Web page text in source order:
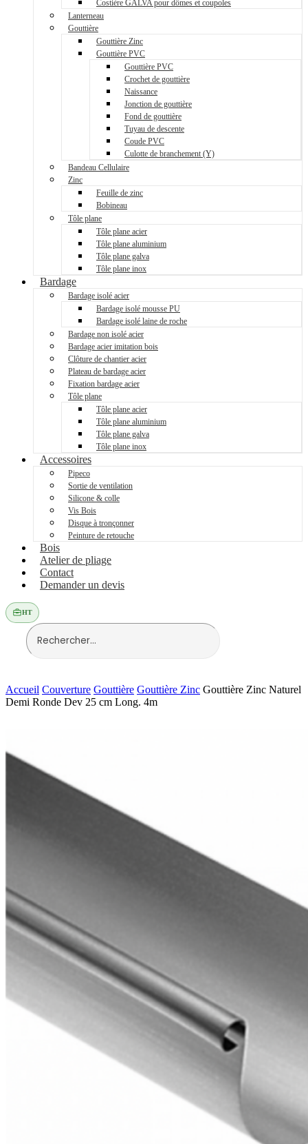
Costière GALVA pour dômes et coupoles
Lanterneau
Gouttière
Gouttière Zinc
Gouttière PVC
Gouttière PVC
Crochet de gouttière
Naissance
Jonction de gouttière
Fond de gouttière
Tuyau de descente
Coude PVC
Culotte de branchement (Y)
Bandeau Cellulaire
Zinc
Feuille de zinc
Bobineau
Tôle plane
Tôle plane acier
Tôle plane aluminium
Tôle plane galva
Tôle plane inox
Bardage
Bardage isolé acier
Bardage isolé mousse PU
Bardage isolé laine de roche
Bardage non isolé acier
Bardage acier imitation bois
Clôture de chantier acier
Plateau de bardage acier
Fixation bardage acier
Tôle plane
Tôle plane acier
Tôle plane aluminium
Tôle plane galva
Tôle plane inox
Accessoires
Pipeco
Sortie de ventilation
Silicone & colle
Vis Bois
Disque à tronçonner
Peinture de retouche
Bois
Atelier de pliage
Contact
Demander un devis
HT
Accueil Couverture Gouttière Gouttière Zinc Gouttière Zinc Naturel
Demi Ronde Dev 25 cm Long. 4m